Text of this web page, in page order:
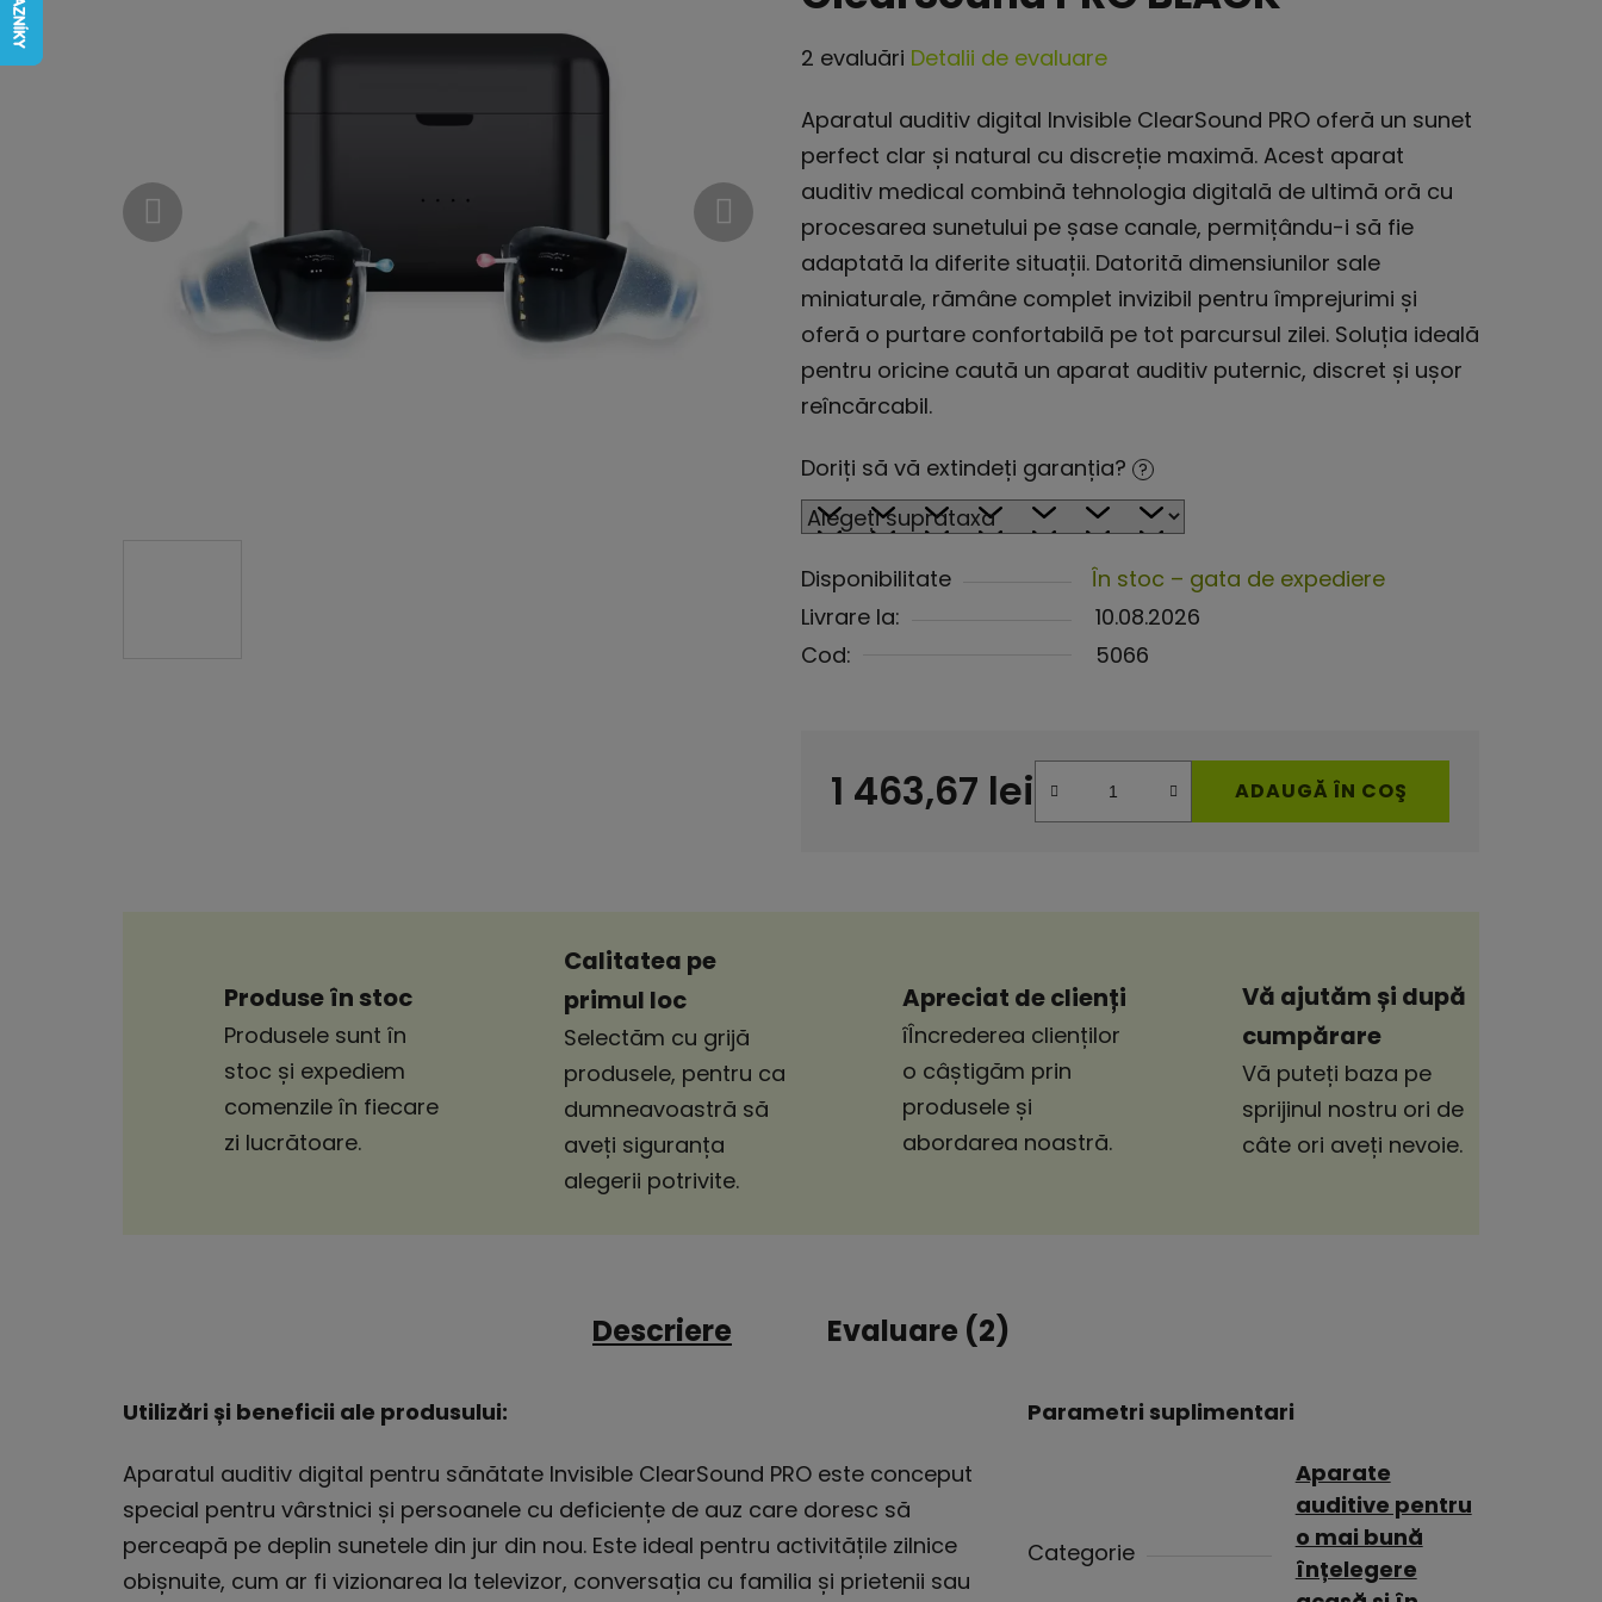
Evaluarea
a
produsului
este
5,0
din
5
stele.
2 evaluări Detalii de evaluare
Aparatul auditiv digital Invisible ClearSound PRO oferă un sunet
perfect clar și natural cu discreție maximă. Acest aparat
auditiv medical combină tehnologia digitală de ultimă oră cu
procesarea sunetului pe șase canale, permițându-i să fie
adaptată la diferite situații. Datorită dimensiunilor sale
miniaturale, rămâne complet invizibil pentru împrejurimi și
oferă o purtare confortabilă pe tot parcursul zilei. Soluția ideală
pentru oricine caută un aparat auditiv puternic, discret și ușor
reîncărcabil.
Doriți să vă extindeți garanția? ?
Disponibilitate
În stoc – gata de expediere
Livrare la:
10.08.2026
Cod:
5066
1 463,67 lei ADAUGĂ ÎN COŞ
Produse în stoc
Produsele sunt în
stoc și expediem
comenzile în fiecare
zi lucrătoare.
Calitatea pe
primul loc
Selectăm cu grijă
produsele, pentru ca
dumneavoastră să
aveți siguranța
alegerii potrivite.
Apreciat de clienți
îÎncrederea clienților
o câștigăm prin
produsele și
abordarea noastră.
Vă ajutăm și după
cumpărare
Vă puteți baza pe
sprijinul nostru ori de
câte ori aveți nevoie.
Descriere Evaluare (2)
Utilizări și beneficii ale produsului:
Aparatul auditiv digital pentru sănătate Invisible ClearSound PRO este conceput
special pentru vârstnici și persoanele cu deficiențe de auz care doresc să
perceapă pe deplin sunetele din jur din nou. Este ideal pentru activitățile zilnice
obișnuite, cum ar fi vizionarea la televizor, conversația cu familia și prietenii sau
Parametri suplimentari
Categorie
Aparate
auditive pentru
o mai bună
înțelegere